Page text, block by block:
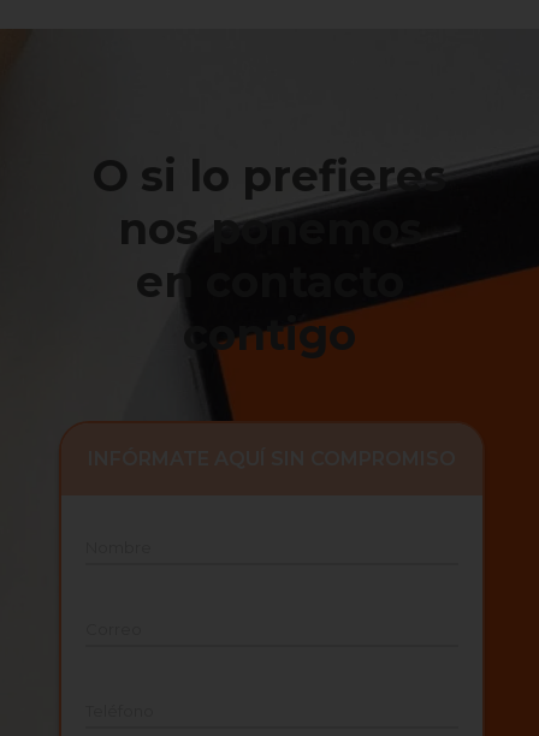
O si lo prefieres
nos ponemos
en contacto
contigo